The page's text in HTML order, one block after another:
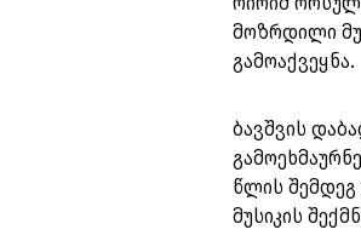
მოზრდილი
გამოაქვეყნა.
ბავშვის
წლის შემდეგ
მუსიკის